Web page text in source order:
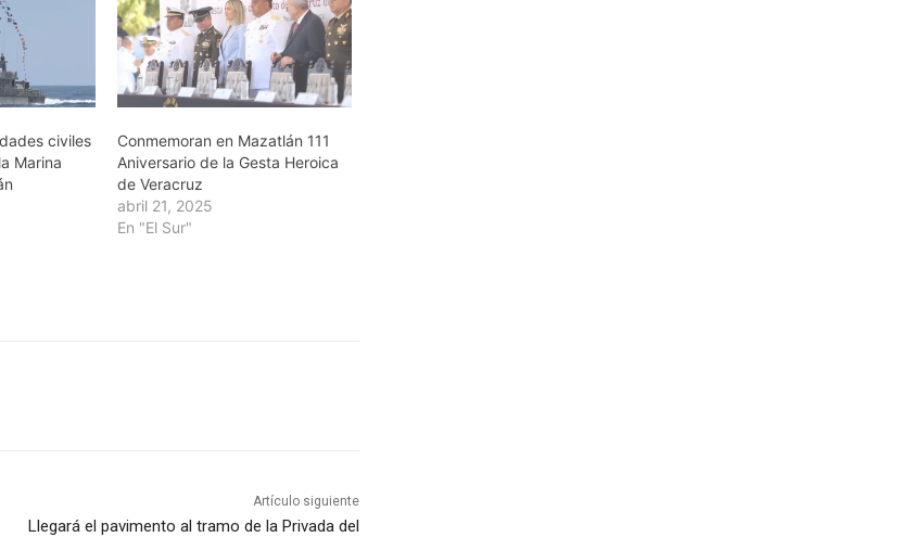
civiles
Marina
Conmemoran en Mazatlán 111
Aniversario de la Gesta Heroica
de Veracruz
abril 21, 2025
En "El Sur"
Artículo siguiente
Llegará el pavimento al tramo de la Privada del